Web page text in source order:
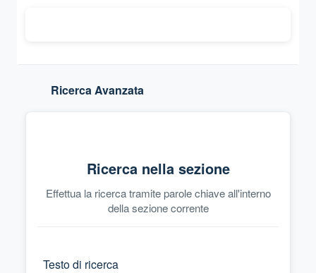
Ricerca Avanzata
Ricerca nella sezione
Effettua la ricerca tramite parole chiave all'interno
della sezione corrente
Testo di ricerca